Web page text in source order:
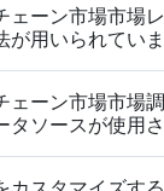
ェーン市場市場
が用いられてい
ェーン市場市場
タソースが使用